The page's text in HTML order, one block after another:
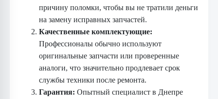
причину поломки, чтобы вы не тратили деньги
на замену исправных запчастей.
Качественные комплектующие:
Профессионалы обычно используют
оригинальные запчасти или проверенные
аналоги, что значительно продлевает срок
службы техники после ремонта.
Гарантия: Опытный специалист в Днепре